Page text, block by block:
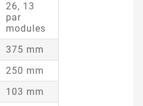
26, 13
par
modules
375 mm
250 mm
103 mm